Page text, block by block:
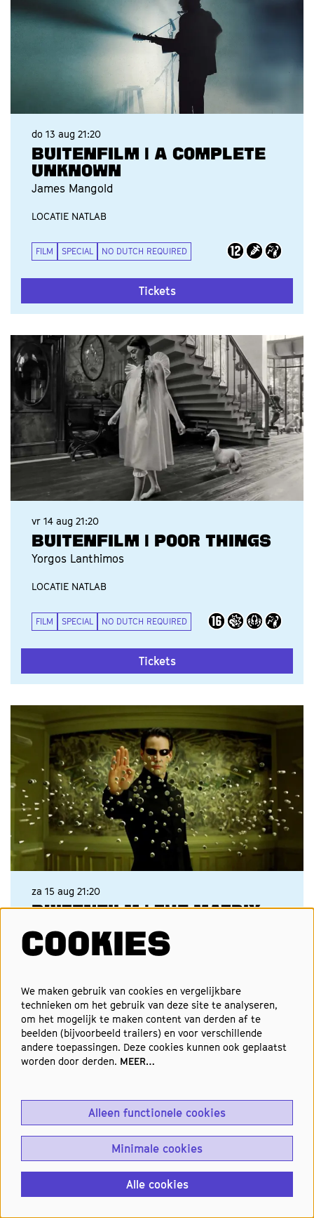
BUITENFILM | A COMPLETE
UNKNOWN
James Mangold
do 13 aug 21:20
LOCATIE NATLAB
FILM SPECIAL NO DUTCH REQUIRED
Tickets
BUITENFILM | POOR THINGS
Yorgos Lanthimos
vr 14 aug 21:20
LOCATIE NATLAB
FILM SPECIAL NO DUTCH REQUIRED
Tickets
BUITENFILM | THE MATRIX
Lana Wachowski, Lilly Wachowski
za 15 aug 21:20
Zwarte trenchcoat? Check. Snelle zonnebril?
beste Matrix-look.
LOCATIE NATLAB
FILM SPECIAL NO DUTCH REQUIRED
COOKIES
We maken gebruik van cookies en vergelijkbare
technieken om het gebruik van deze site te analyseren,
om het mogelijk te maken content van derden af te
beelden (bijvoorbeeld trailers) en voor verschillende
andere toepassingen. Deze cookies kunnen ook geplaatst
worden door derden. MEER…
Alleen functionele cookies
Minimale cookies
Alle cookies